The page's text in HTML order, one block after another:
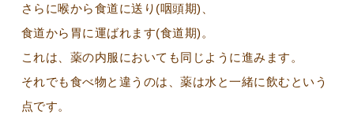
さらに喉から食道に送り(咽頭期)、
食道から胃に運ばれます(食道期)。
これは、薬の内服においても同じように進みます。
それでも食べ物と違うのは、薬は水と一緒に飲むという
点です。